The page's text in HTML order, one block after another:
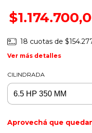
18 cuotas de
Ver más detalles
CILINDRADA
Aprovechá que